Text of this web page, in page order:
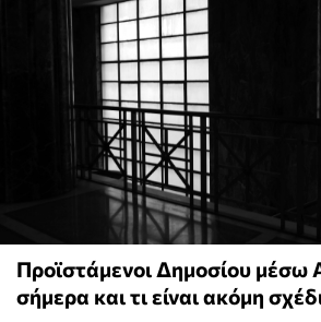
Προϊστάμενοι Δημοσίου μέσω
σήμερα και τι είναι ακόμη